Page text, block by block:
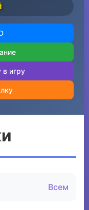
в игру
Всем